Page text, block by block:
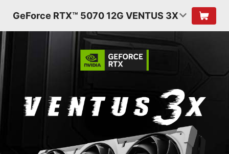
GeForce RTX™ 5070 12G VENTUS 3X